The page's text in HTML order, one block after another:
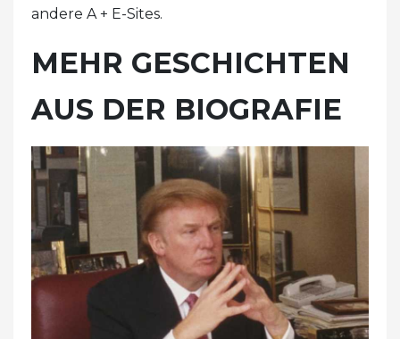
andere A + E-Sites.
MEHR GESCHICHTEN
AUS DER BIOGRAFIE